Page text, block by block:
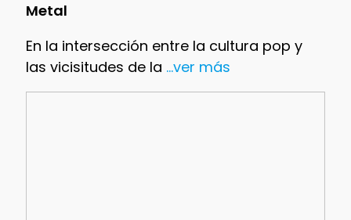
Metal
En la intersección entre la cultura pop y
las vicisitudes de la ...ver más